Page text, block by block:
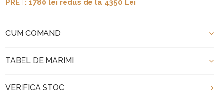
PRET: 1780 lei redus de la 4350 Lei
CUM COMAND
TABEL DE MARIMI
VERIFICA STOC